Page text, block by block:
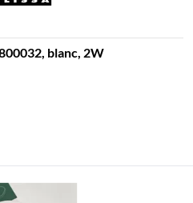
blanc, 2W